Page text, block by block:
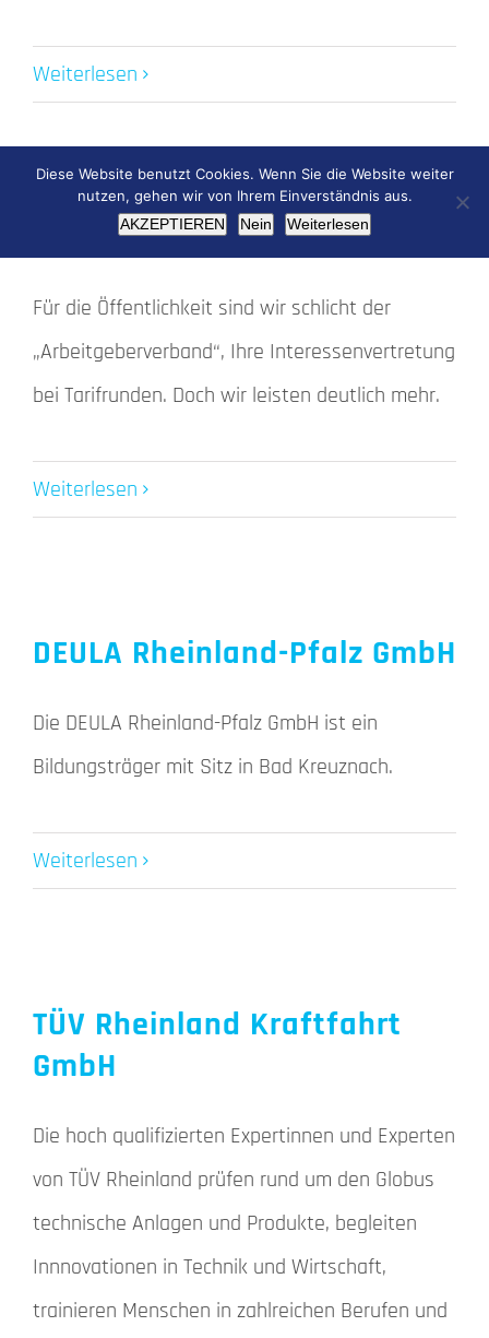
Weiterlesen
vem.diearbeitgeber e.V.
Für die Öffentlichkeit sind wir schlicht der
„Arbeitgeberverband“, Ihre Interessenvertretung
bei Tarifrunden. Doch wir leisten deutlich mehr.
Weiterlesen
DEULA Rheinland-Pfalz GmbH
Die DEULA Rheinland-Pfalz GmbH ist ein
Bildungsträger mit Sitz in Bad Kreuznach.
Weiterlesen
TÜV Rheinland Kraftfahrt
GmbH
Die hoch qualifizierten Expertinnen und Experten
von TÜV Rheinland prüfen rund um den Globus
technische Anlagen und Produkte, begleiten
Innnovationen in Technik und Wirtschaft,
trainieren Menschen in zahlreichen Berufen und
Diese Website benutzt Cookies. Wenn Sie die Website weiter
nutzen, gehen wir von Ihrem Einverständnis aus.
AKZEPTIEREN
Nein Weiterlesen